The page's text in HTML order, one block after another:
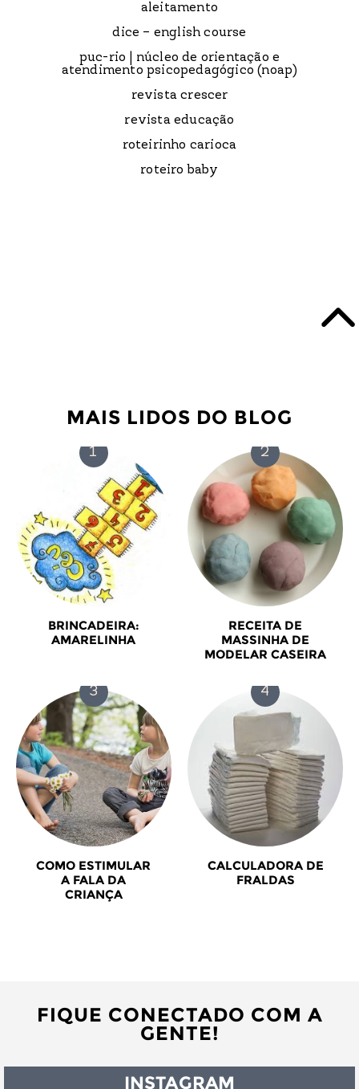
aleitamento
dice – english course
puc-rio | núcleo de orientação e
atendimento psicopedagógico (noap)
revista crescer
revista educação
roteirinho carioca
roteiro baby
MAIS LIDOS DO BLOG
BRINCADEIRA:
AMARELINHA
RECEITA DE
MASSINHA DE
MODELAR CASEIRA
COMO ESTIMULAR
A FALA DA
CRIANÇA
CALCULADORA DE
FRALDAS
FIQUE CONECTADO COM A
GENTE!
INSTAGRAM